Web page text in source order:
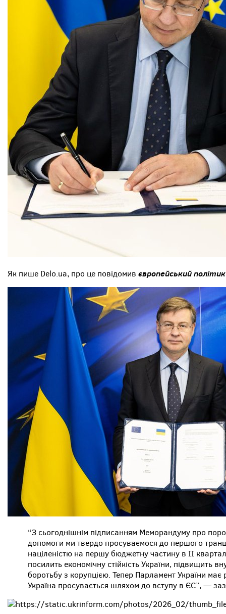
Як пише Delo.ua, про це повідомив європейський
“З сьогоднішнім підписанням Меморандуму про
допомоги ми твердо просуваємося до першого
націленістю на першу бюджетну частину в ІІ
посилить економічну стійкість України, підвищить
боротьбу з корупцією. Тепер Парламент України має
Україна просувається шляхом до вступу в ЄС”, —